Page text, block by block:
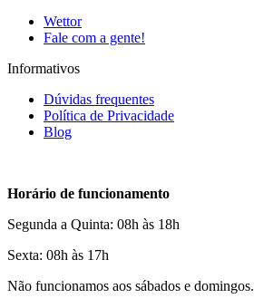
Wettor
Fale com a gente!
Informativos
Dúvidas frequentes
Política de Privacidade
Blog
Horário de funcionamento
Segunda a Quinta: 08h às 18h
Sexta: 08h às 17h
Não funcionamos aos sábados e domingos.